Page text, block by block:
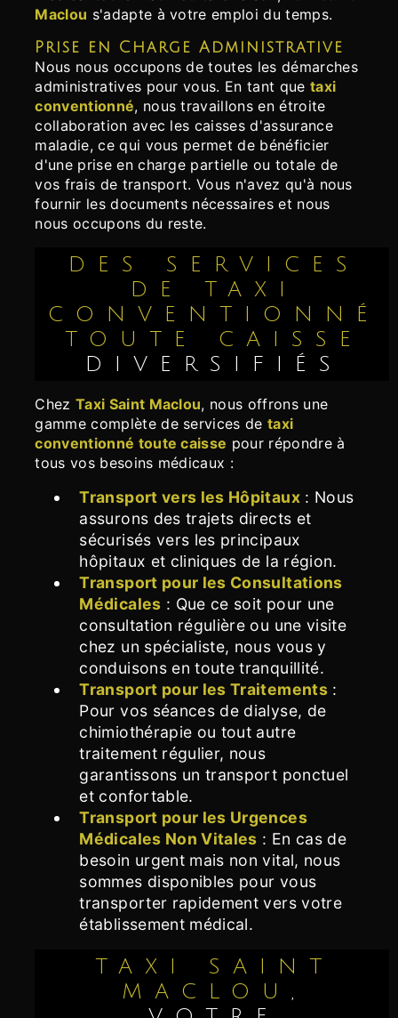
Maclou s'adapte à votre emploi du temps.
Prise en Charge Administrative
Nous nous occupons de toutes les démarches
administratives pour vous. En tant que taxi
conventionné, nous travaillons en étroite
collaboration avec les caisses d'assurance
maladie, ce qui vous permet de bénéficier
d'une prise en charge partielle ou totale de
vos frais de transport. Vous n'avez qu'à nous
fournir les documents nécessaires et nous
nous occupons du reste.
DES SERVICES
DE TAXI
CONVENTIONNÉ
TOUTE CAISSE
DIVERSIFIÉS
Chez Taxi Saint Maclou, nous offrons une
gamme complète de services de taxi
conventionné toute caisse pour répondre à
tous vos besoins médicaux :
Transport vers les Hôpitaux: Nous
assurons des trajets directs et
sécurisés vers les principaux
hôpitaux et cliniques de la région.
Transport pour les Consultations
Médicales : Que ce soit pour une
consultation régulière ou une visite
chez un spécialiste, nous vous y
conduisons en toute tranquillité.
Transport pour les Traitements:
Pour vos séances de dialyse, de
chimiothérapie ou tout autre
traitement régulier, nous
garantissons un transport ponctuel
et confortable.
Transport pour les Urgences
Médicales Non Vitales : En cas de
besoin urgent mais non vital, nous
sommes disponibles pour vous
transporter rapidement vers votre
établissement médical.
TAXI SAINT
MACLOU,